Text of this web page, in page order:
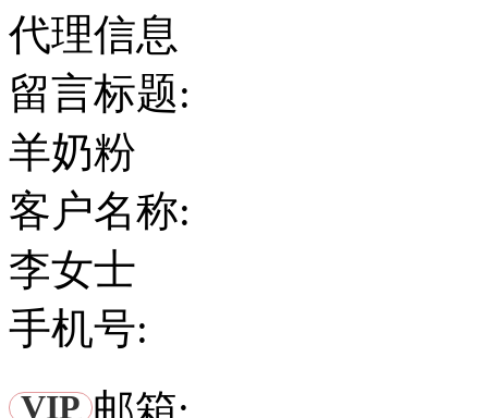
代理信息
留言标题:
羊奶粉
客户名称:
李女士
手机号:
VIP